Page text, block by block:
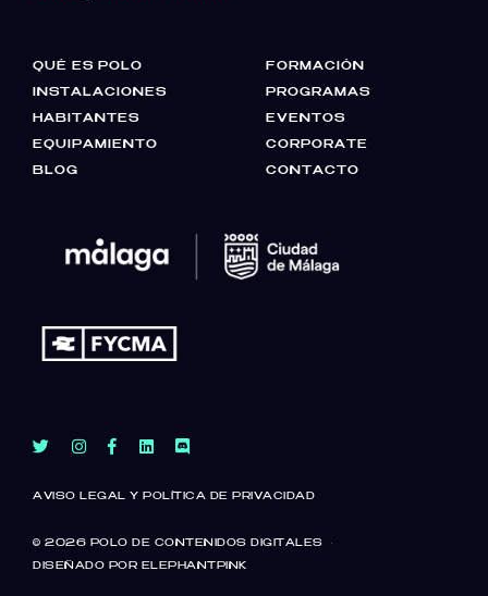
QUÉ ES POLO
INSTALACIONES
HABITANTES
EQUIPAMIENTO
BLOG
FORMACIÓN
PROGRAMAS
EVENTOS
CORPORATE
CONTACTO
AVISO LEGAL Y POLÍTICA DE PRIVACIDAD
© 2026 POLO DE CONTENIDOS DIGITALES ·
DISEÑADO POR ELEPHANTPINK